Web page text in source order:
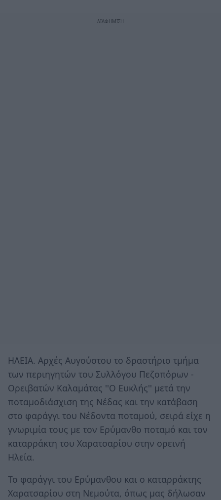
ΗΛΕΙΑ. Αρχές Αυγούστου το δραστήριο τμήμα
των περιηγητών του Συλλόγου Πεζοπόρων -
Ορειβατών Καλαμάτας ''Ο Ευκλής'' μετά την
ποταμοδιάσχιση της Νέδας και την κατάβαση
στο φαράγγι του Νέδοντα ποταμού, σειρά είχε η
γνωριμία τους με τον Ερύμανθο ποταμό και τον
καταρράκτη του Χαρατσαρίου στην ορεινή
Ηλεία.
Το φαράγγι του Ερύμανθου και ο καταρράκτης
Χαρατσαρίου στη Νεμούτα, όπως μας δήλωσαν